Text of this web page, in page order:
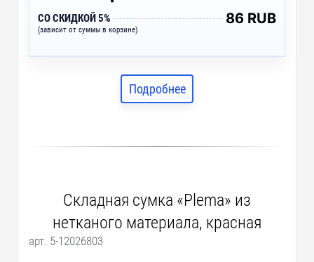
СО СКИДКОЙ 5%
(зависит от суммы в корзине)
86 RUB
Подробнее
Складная сумка «Plema» из
нетканого материала, красная
арт. 5-12026803